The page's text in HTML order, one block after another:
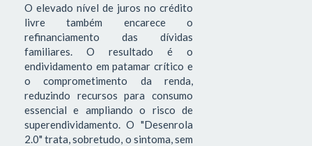
O elevado nível de juros no crédito
livre também encarece o
refinanciamento das dívidas
familiares. O resultado é o
endividamento em patamar crítico e
o comprometimento da renda,
reduzindo recursos para consumo
essencial e ampliando o risco de
superendividamento. O "Desenrola
2.0" trata, sobretudo, o sintoma, sem